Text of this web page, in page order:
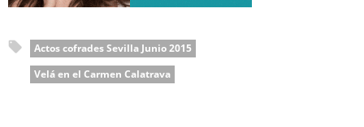
Actos cofrades Sevilla Junio 2015
Velá en el Carmen Calatrava